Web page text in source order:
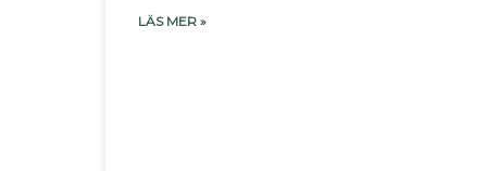
LÄS MER »